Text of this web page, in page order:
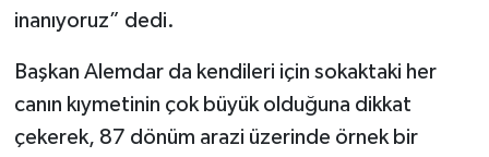
inanıyoruz” dedi.
Başkan Alemdar da kendileri için sokaktaki her
canın kıymetinin çok büyük olduğuna dikkat
çekerek, 87 dönüm arazi üzerinde örnek bir